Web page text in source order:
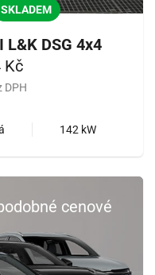
SKLADEM
L&K DSG 4x4
Kč
DPH
142 kW
cenové